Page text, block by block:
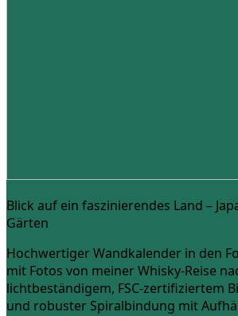
Blick auf ein faszinierendes Land –
Gärten
Hochwertiger Wandkalender in den
mit Fotos von meiner Whisky-Reise
lichtbeständigem, FSC-zertifiziertem
und robuster Spiralbindung mit